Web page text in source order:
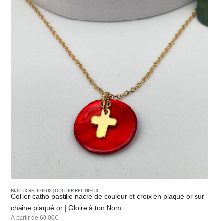
BIJOUX RELIGIEUX |COLLIER RELIGIEUX
Collier catho pastille nacre de couleur et croix en plaqué or sur
chaine plaqué or | Gloire à ton Nom
À partir de 60,00€